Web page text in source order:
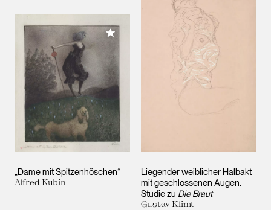
„Dame mit Spitzenhöschen“
Alfred Kubin
Meiner Sammlung hinzufügen
Liegender weiblicher Halbakt
mit geschlossenen Augen.
Studie zu Die Braut
Gustav Klimt